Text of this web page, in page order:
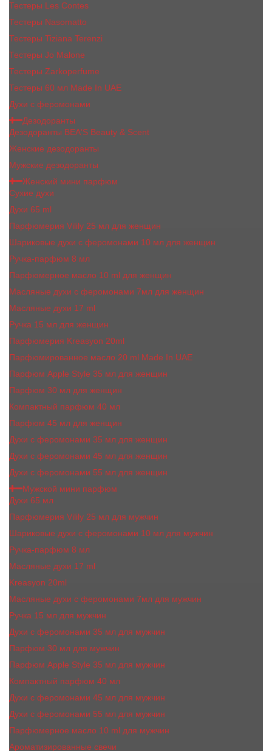
Тестеры Les Contes
Тестеры Nasomatto
Тестеры Tiziana Terenzi
Тестеры Jо Malоnе
Тестеры Zarkoperfume
Тестеры 60 мл Made In UAE
Духи с феромонами
Дезодоранты
Дезодоранты BEA'S Beauty & Scent
Женские дезодоранты
Мужские дезодоранты
Женский мини парфюм
Сухие духи
Духи 65 ml
Парфюмерия Vilily 25 мл для женщин
Шариковые духи с феромонами 10 мл для женщин
Ручка-парфюм 8 мл
Парфюмерное масло 10 ml для женщин
Масляные духи c феромонами 7мл для женщин
Масляные духи 17 ml
Ручка 15 мл для женщин
Парфюмерия Kreasyon 20ml
Парфюмированное масло 20 ml Made In UAE
Парфюм Apple Style 35 мл для женщин
Парфюм 30 мл для женщин
Компактный парфюм 40 мл
Парфюм 45 мл для женщин
Духи с феромонами 35 мл для женщин
Духи с феромонами 45 мл для женщин
Духи с феромонами 55 мл для женщин
Мужской мини парфюм
Духи 65 мл
Парфюмерия Vilily 25 мл для мужчин
Шариковые духи с феромонами 10 мл для мужчин
Ручка-парфюм 8 мл
Масляные духи 17 ml
Kreasyon 20ml
Масляные духи c феромонами 7мл для мужчин
Ручка 15 мл для мужчин
Духи с феромонами 35 мл для мужчин
Парфюм 30 мл для мужчин
Парфюм Apple Style 35 мл для мужчин
Компактный парфюм 40 мл
Духи с феромонами 45 мл для мужчин
Духи с феромонами 55 мл для мужчин
Парфюмерное масло 10 ml для мужчин
Ароматизированные свечи